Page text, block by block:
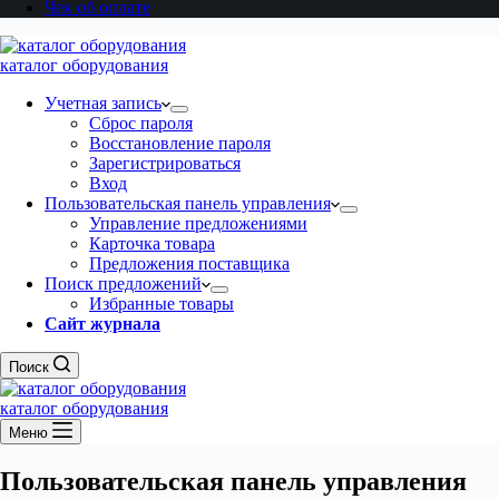
Чек об оплате
каталог оборудования
Учетная запись
Сброс пароля
Восстановление пароля
Зарегистрироваться
Вход
Пользовательская панель управления
Управление предложениями
Карточка товара
Предложения поставщика
Поиск предложений
Избранные товары
Сайт журнала
Поиск
каталог оборудования
Меню
Пользовательская панель управления